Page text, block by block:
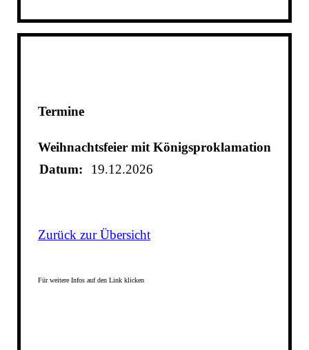
Termine
Weihnachtsfeier mit Königsproklamation
Datum:
19.12.2026
Zurück zur Übersicht
Für weitere Infos auf den Link klicken